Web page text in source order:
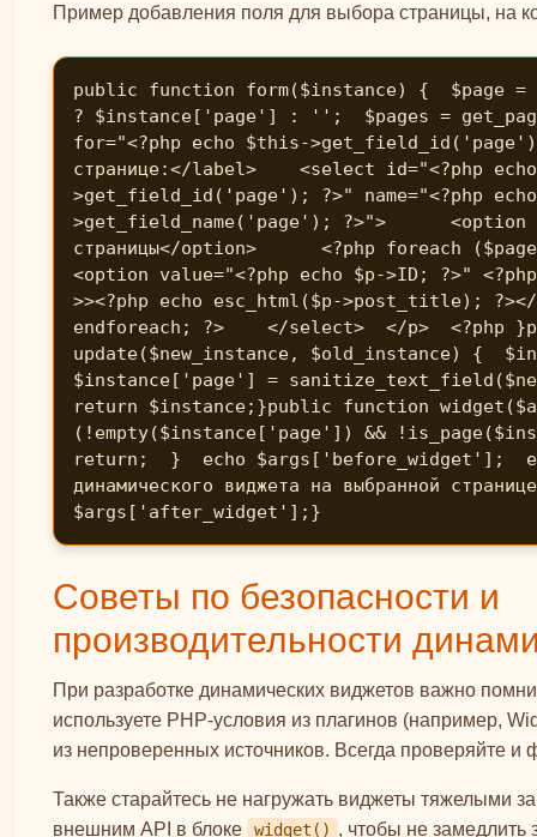
Пример добавления поля для выбора страницы, на
public function form($instance) {  $page
? $instance['page'] : '';  $pages =
for="<?php echo $this-
странице:</label>    <select id="<?php
>get_field_id('page'); ?>" name="<?php
>get_field_name('page'); ?>">      <option
страницы</option>      <?php foreach
<option value="<?php echo $p->ID; ?>"
>><?php echo esc_html($p->post_title);
endforeach; ?>    </select>  </p>  <?php
update($new_instance, $old_instance) {
$instance['page'] =
return $instance;}public function
(!empty($instance['page']) &&
return;  }  echo $args['before_widget'];
динамического виджета на выбранной
$args['after_widget'];}
Советы по безопасности и
производительности
При разработке динамических виджетов важно
используете PHP-условия из плагинов (например,
из непроверенных источников. Всегда проверяйте и
Также старайтесь не нагружать виджеты тяжелыми
внешним API в блоке
widget() , чтобы не замедлить